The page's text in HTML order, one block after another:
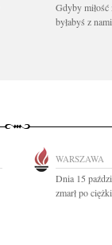
Gdyby miłość
byłabyś z
WARSZAWA
Dnia 15
zmarł po